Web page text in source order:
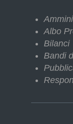
Albo
Bilanci
Bandi